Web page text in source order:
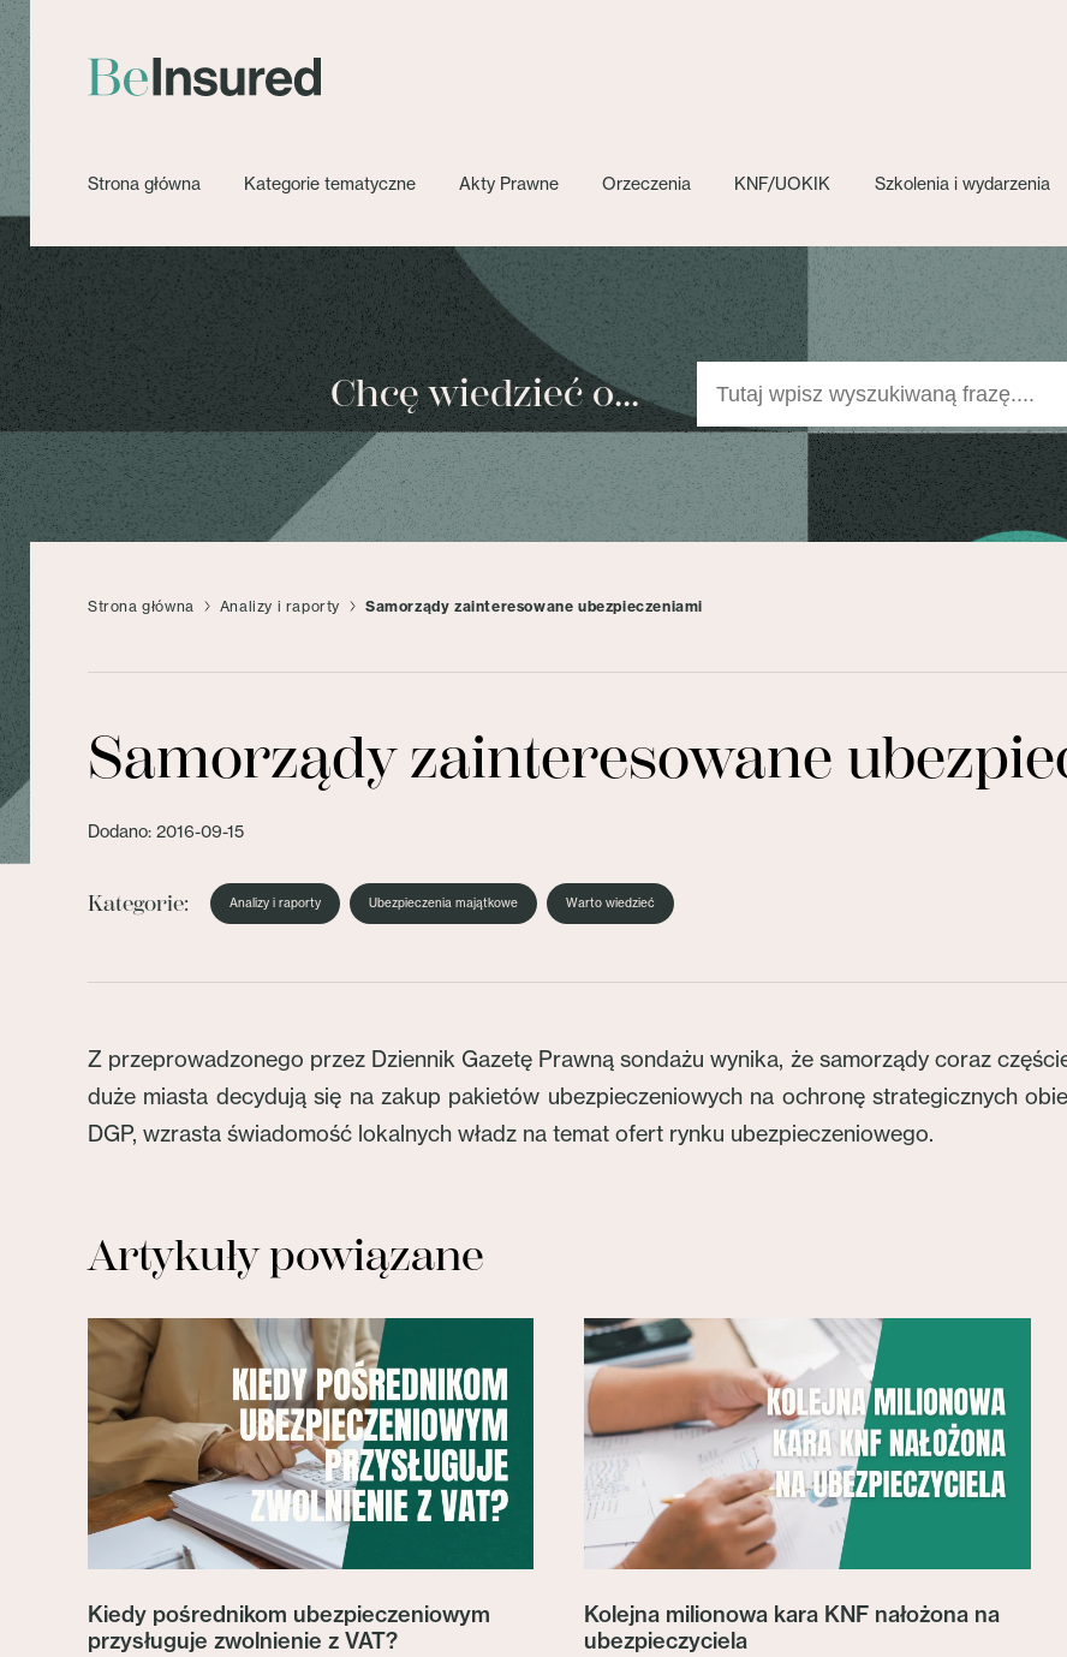
Strona główna Kategorie tematyczne Akty Prawne Orzeczenia KNF/UOKIK Szkolenia i wydarzenia
Chcę wiedzieć o...
Strona główna Analizy i raporty Samorządy zainteresowane ubezpieczeniami
Samorządy zainteresowane
Dodano: 2016-09-15
Kategorie: Analizy i raporty Ubezpieczenia majątkowe Warto wiedzieć
Z przeprowadzonego przez Dziennik Gazetę Prawną sondażu wynika, że samorządy coraz
duże miasta decydują się na zakup pakietów ubezpieczeniowych na ochronę strategicznych
DGP, wzrasta świadomość lokalnych władz na temat ofert rynku ubezpieczeniowego.
Artykuły powiązane
Kiedy pośrednikom ubezpieczeniowym
przysługuje zwolnienie z VAT?
Kolejna milionowa kara KNF nałożona na
ubezpieczyciela